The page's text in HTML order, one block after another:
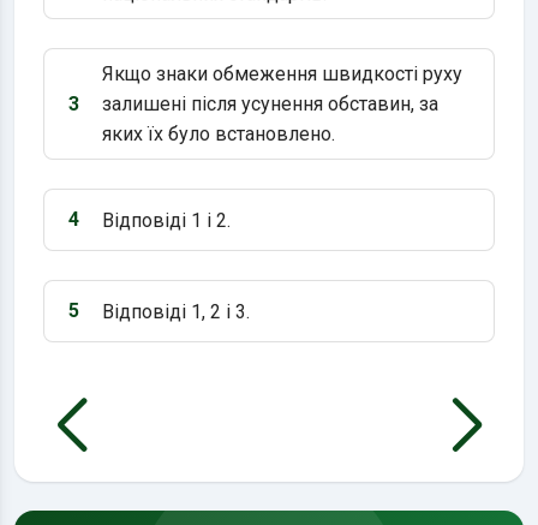
Варіант 3:
3
Якщо знаки обмеження швидкості руху
залишені після усунення обставин, за
яких їх було встановлено.
Варіант 4:
4 Відповіді 1 і 2.
Варіант 5:
5 Відповіді 1, 2 і 3.